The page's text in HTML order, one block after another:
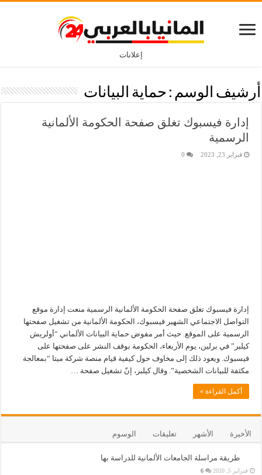
إعلانات
أرشيف الوسم : حماية البيانات
إدارة فيسبوك تغلق صفحة الحكومة الألمانية
الرسمية
فبراير 23, 2023 0
إدارة فيسبوك تغلق صفحة الحكومة الألمانية الرسمية منعت إدارة موقع
التواصل الاجتماعي الشهير فيسبوك، الحكومة الألمانية من تشغيل صفحتها
الرسمية على الموقع. حيث أمر مفوض حماية البيانات الألماني “أولريش
كيلبر” في برلين، يوم الأربعاء، الحكومة بوقف النشر على صفحتها على
فيسبوك. ويعود ذلك إلى مخاوف حول كيفية قيام منصة شركة ميتا “بمعالجة
مكثفة للبيانات الشخصية”. وقال كيلبر، إنّ تشغيل صفحة …
أكمل القراءة »
الأخيرة الأشهر تعليقات الوسوم
طريقة مراسلة الجامعات الألمانية للدراسة بها
فبراير 5, 2020 6